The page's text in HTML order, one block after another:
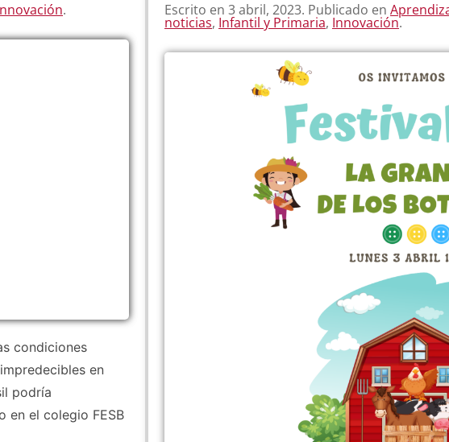
.
condiciones
en
podría
en el colegio FESB
Escrito en 3 abril, 2023. Publicado en
noticias, Infantil y Primaria, Innovación.